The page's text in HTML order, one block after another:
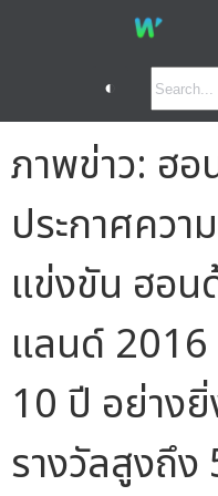
◐
ภาพข่าว: ฮ
ประกาศคว
แข่งขัน ฮอน
แลนด์
10 ปี อย่าง
รางวัลสูงถึ